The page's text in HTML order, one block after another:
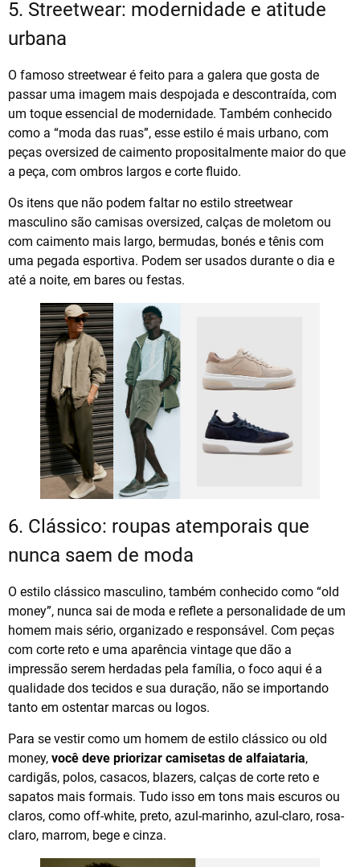
5. Streetwear: modernidade e atitude
urbana
O famoso streetwear é feito para a galera que gosta de
passar uma imagem mais despojada e descontraída, com
um toque essencial de modernidade. Também conhecido
como a “moda das ruas”, esse estilo é mais urbano, com
peças oversized de caimento propositalmente maior do que
a peça, com ombros largos e corte fluido.
Os itens que não podem faltar no estilo streetwear
masculino são camisas oversized, calças de moletom ou
com caimento mais largo, bermudas, bonés e tênis com
uma pegada esportiva. Podem ser usados durante o dia e
até a noite, em bares ou festas.
6. Clássico: roupas atemporais que
nunca saem de moda
O estilo clássico masculino, também conhecido como “old
money”, nunca sai de moda e reflete a personalidade de um
homem mais sério, organizado e responsável. Com peças
com corte reto e uma aparência vintage que dão a
impressão serem herdadas pela família, o foco aqui é a
qualidade dos tecidos e sua duração, não se importando
tanto em ostentar marcas ou logos.
Para se vestir como um homem de estilo clássico ou old
money, você deve priorizar camisetas de alfaiataria,
cardigãs, polos, casacos, blazers, calças de corte reto e
sapatos mais formais. Tudo isso em tons mais escuros ou
claros, como off-white, preto, azul-marinho, azul-claro, rosa-
claro, marrom, bege e cinza.